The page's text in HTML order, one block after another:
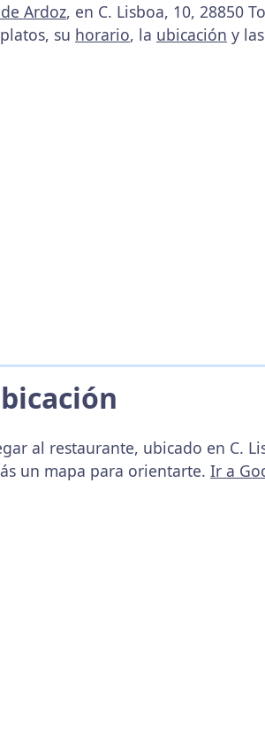
Ardoz, en C. Lisboa, 10, 28850
su horario, la ubicación y
al restaurante, ubicado en C.
un mapa para orientarte. Ir a